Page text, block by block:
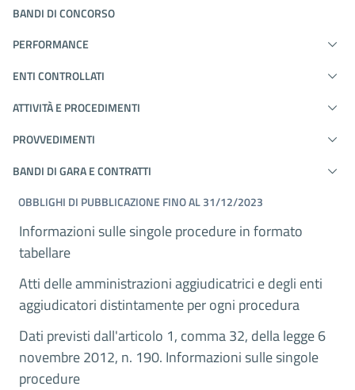
BANDI DI CONCORSO
PERFORMANCE
ENTI CONTROLLATI
ATTIVITÀ E PROCEDIMENTI
PROVVEDIMENTI
BANDI DI GARA E CONTRATTI
OBBLIGHI DI PUBBLICAZIONE FINO AL 31/12/2023
Informazioni sulle singole procedure in formato
tabellare
Atti delle amministrazioni aggiudicatrici e degli enti
aggiudicatori distintamente per ogni procedura
Dati previsti dall'articolo 1, comma 32, della legge 6
novembre 2012, n. 190. Informazioni sulle singole
procedure